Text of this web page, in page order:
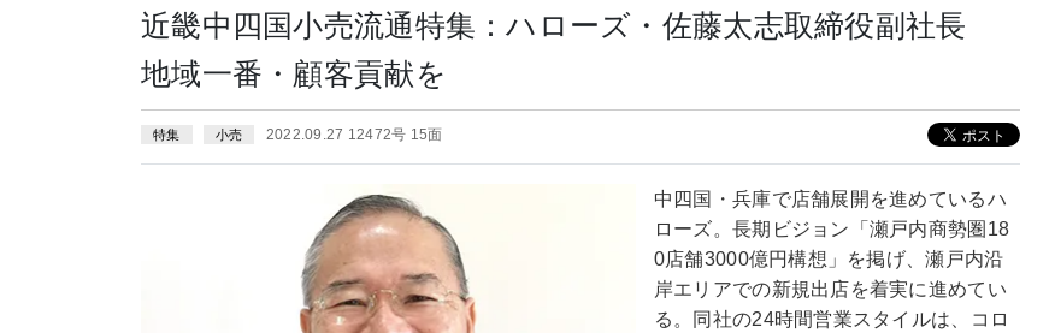
近畿中四国小売流通特集：ハローズ・佐藤太志取締役副社長
地域一番・顧客貢献を
特集 小売 2022.09.27 12472号 15面
中四国・兵庫で店舗展開を進めているハ
ローズ。長期ビジョン「瀬戸内商勢圏18
0店舗3000億円構想」を掲げ、瀬戸内沿
岸エリアでの新規出店を着実に進めてい
る。同社の24時間営業スタイルは、コロ